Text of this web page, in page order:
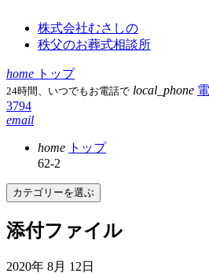
株式会社むさしの
秩父のお葬式相談所
home トップ
24時間、いつでもお電話で local_phone
3794
email
home トップ
62-2
カテゴリーを選ぶ
添付ファイル
2020年 8月 12日